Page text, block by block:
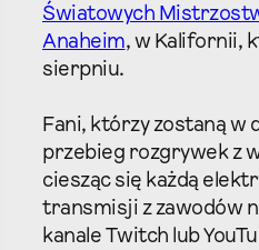
Światowych
Anaheim, w Kalifornii,
sierpniu.
Fani, którzy zostaną w
przebieg rozgrywek z
ciesząc się każdą
transmisji z zawodów
kanale Twitch lub